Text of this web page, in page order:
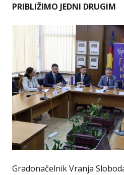
PRIBLIŽIMO JEDNI DRUGIM
Gradonačelnik Vranja